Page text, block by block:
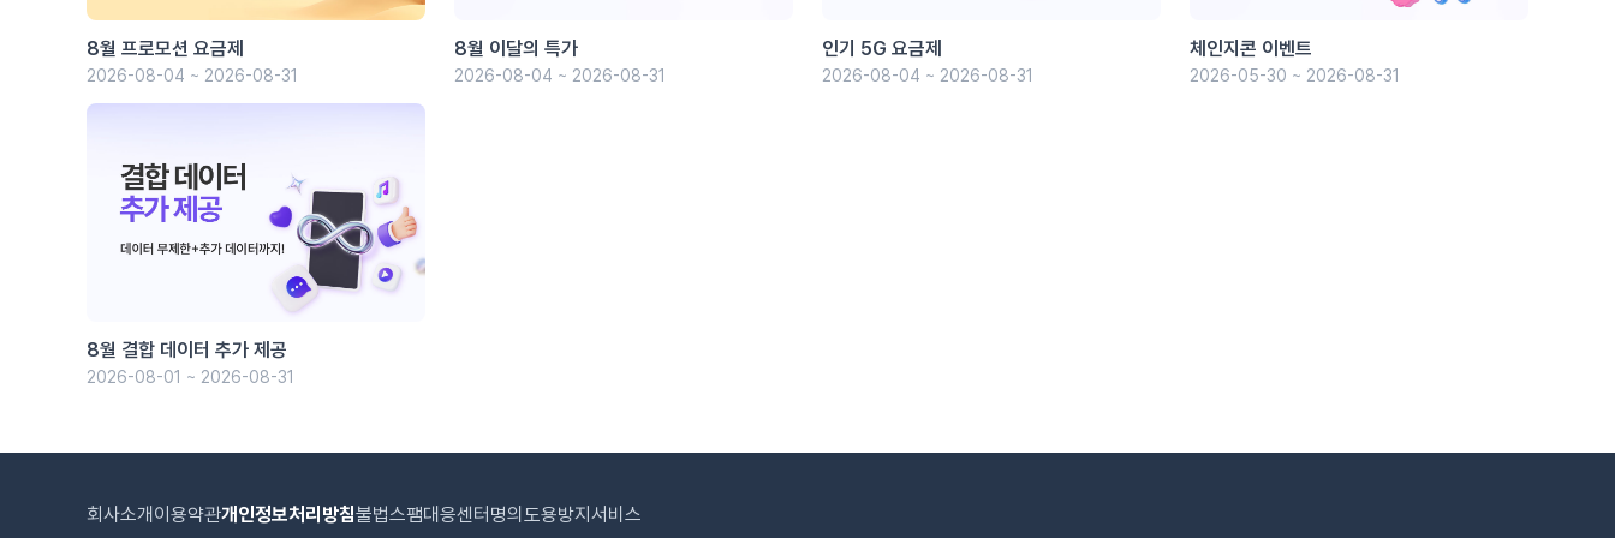
8월 프로모션 요금제
2026-08-04 ~ 2026-08-31
8월 이달의 특가
2026-08-04 ~ 2026-08-31
인기 5G 요금제
2026-08-04 ~ 2026-08-31
체인지콘 이벤트
2026-05-30 ~ 2026-08-31
8월 결합 데이터 추가 제공
2026-08-01 ~ 2026-08-31
회사소개 이용약관개인정보처리방침불법스팸대응센터 명의도용방지서비스